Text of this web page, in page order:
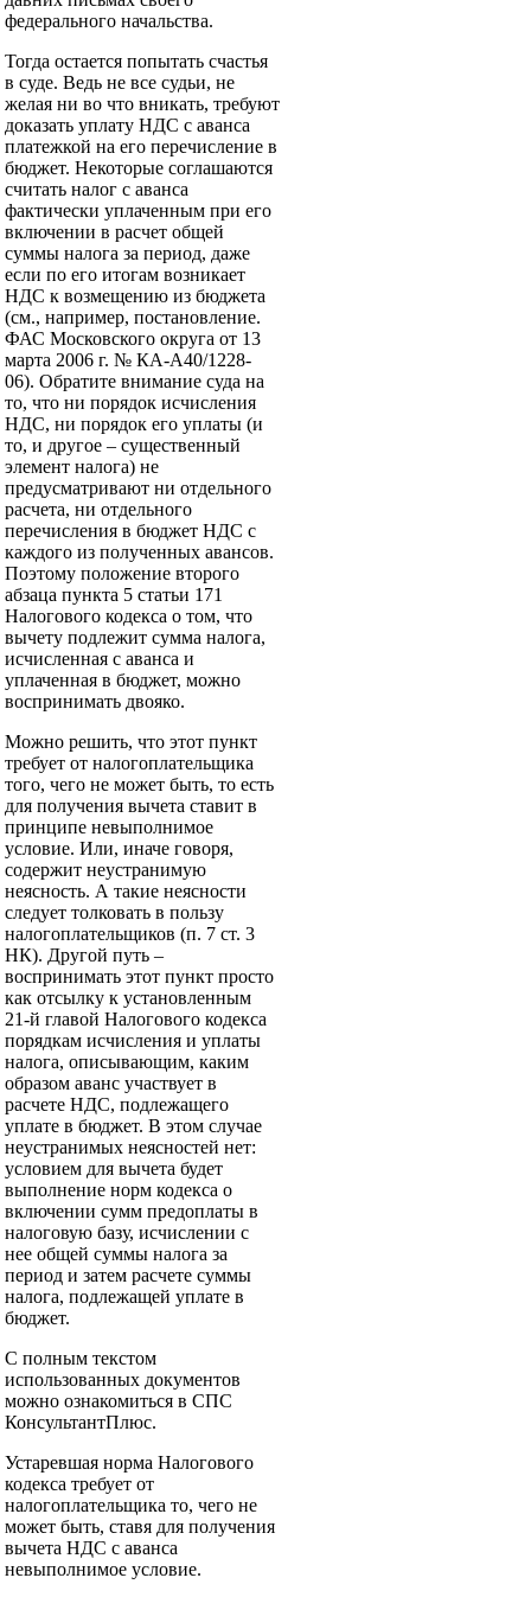
федерального начальства.
Тогда остается попытать счастья
в суде. Ведь не все судьи, не
желая ни во что вникать, требуют
доказать уплату НДС с аванса
платежкой на его перечисление в
бюджет. Некоторые соглашаются
считать налог с аванса
фактически уплаченным при его
включении в расчет общей
суммы налога за период, даже
если по его итогам возникает
НДС к возмещению из бюджета
(см., например, постановление.
ФАС Московского округа от 13
марта 2006 г. № КА-А40/1228-
06). Обратите внимание суда на
то, что ни порядок исчисления
НДС, ни порядок его уплаты (и
то, и другое – существенный
элемент налога) не
предусматривают ни отдельного
расчета, ни отдельного
перечисления в бюджет НДС с
каждого из полученных авансов.
Поэтому положение второго
абзаца пункта 5 статьи 171
Налогового кодекса о том, что
вычету подлежит сумма налога,
исчисленная с аванса и
уплаченная в бюджет, можно
воспринимать двояко.
Можно решить, что этот пункт
требует от налогоплательщика
того, чего не может быть, то есть
для получения вычета ставит в
принципе невыполнимое
условие. Или, иначе говоря,
содержит неустранимую
неясность. А такие неясности
следует толковать в пользу
налогоплательщиков (п. 7 ст. 3
НК). Другой путь –
воспринимать этот пункт просто
как отсылку к установленным
21-й главой Налогового кодекса
порядкам исчисления и уплаты
налога, описывающим, каким
образом аванс участвует в
расчете НДС, подлежащего
уплате в бюджет. В этом случае
неустранимых неясностей нет:
условием для вычета будет
выполнение норм кодекса о
включении сумм предоплаты в
налоговую базу, исчислении с
нее общей суммы налога за
период и затем расчете суммы
налога, подлежащей уплате в
бюджет.
С полным текстом
использованных документов
можно ознакомиться в СПС
КонсультантПлюс.
Устаревшая норма Налогового
кодекса требует от
налогоплательщика то, чего не
может быть, ставя для получения
вычета НДС с аванса
невыполнимое условие.